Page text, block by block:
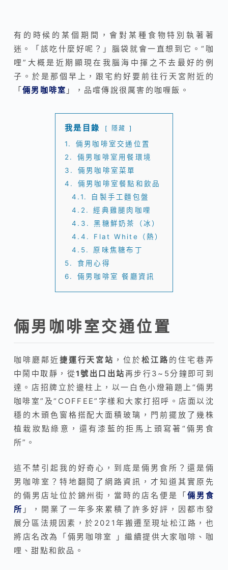
有的時候的某個期間，會對某種食物特別執著著
迷。「該吃什麼好呢？」腦袋就會一直想到它。“咖
哩”大概是近期顯現在我腦海中揮之不去最好的例
子。於是那個早上，跟宅約好要前往行天宮附近的
「倆男咖啡室 」，品嚐傳說很厲害的咖喱飯。
我是目錄 隱藏
1.
倆男咖啡室交通位置
2.
倆男咖啡室用餐環境
3.
倆男咖啡室菜單
4.
倆男咖啡室餐點和飲品
4.1.
自製手工麵包盤
4.2.
經典雞腿肉咖哩
4.3.
黑糖鮮奶茶（冰）
4.4.
Flat White（熱）
4.5.
原味焦糖布丁
5.
食用心得
6.
倆男咖啡室 餐廳資訊
倆男咖啡室交通位置
咖啡廳鄰近捷運行天宮站 ，位於松江路的住宅巷弄
中鬧中取靜，從1號出口出站再步行3~5分鐘即可到
達。店招牌立於邊柱上，以一白色小燈箱題上“倆男
咖啡室”及“COFFEE”字樣和大家打招呼。店面以沈
穩的木頭色窗格搭配大面積玻璃，門前擺放了幾株
植栽妝點綠意，還有漆藍的拒馬上頭寫著“倆男食
所”。
這不禁引起我的好奇心，到底是倆男食所？還是倆
男咖啡室？特地翻閱了網路資訊，才知道其實原先
的倆男店址位於錦州街，當時的店名便是「倆男食
所 」，開業了一年多來累積了許多好評，因都市發
展分區法規因素，於2021年搬遷至現址松江路，也
將店名改為「倆男咖啡室 」繼續提供大家咖啡、咖
哩、甜點和飲品。